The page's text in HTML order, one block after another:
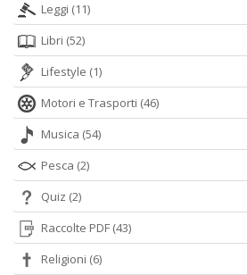
Leggi (11)
Libri (52)
Lifestyle (1)
Motori e Trasporti (46)
Musica (54)
Pesca (2)
Quiz (2)
Raccolte PDF (43)
Religioni (6)